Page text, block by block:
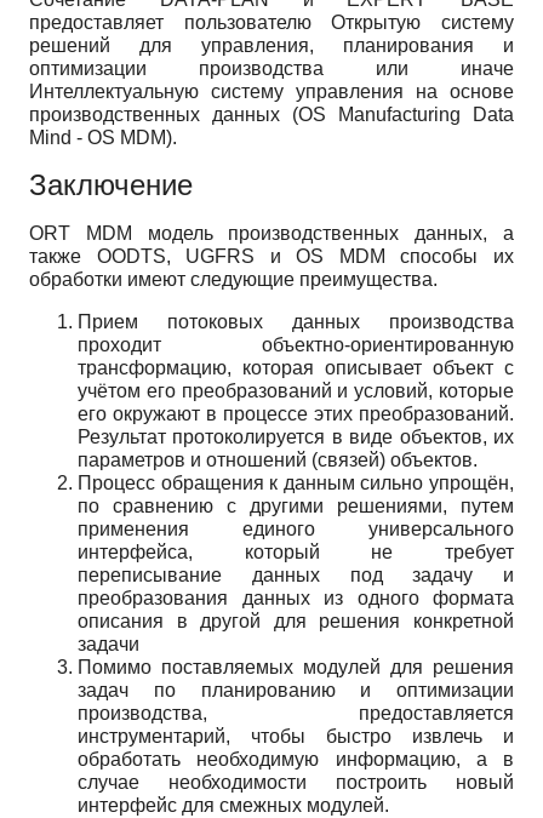
предоставляет пользователю Открытую систему
решений для управления, планирования и
оптимизации производства или иначе
Интеллектуальную систему управления на основе
производственных данных (OS Manufacturing Data
Mind - OS MDM).
Заключение
ORT MDM модель производственных данных, а
также OODTS, UGFRS и OS МDM способы их
обработки имеют следующие преимущества.
Прием потоковых данных производства
проходит объектно-ориентированную
трансформацию, которая описывает объект с
учётом его преобразований и условий, которые
его окружают в процессе этих преобразований.
Результат протоколируется в виде объектов, их
параметров и отношений (связей) объектов.
Процесс обращения к данным сильно упрощён,
по сравнению с другими решениями, путем
применения единого универсального
интерфейса, который не требует
переписывание данных под задачу и
преобразования данных из одного формата
описания в другой для решения конкретной
задачи
Помимо поставляемых модулей для решения
задач по планированию и оптимизации
производства, предоставляется
инструментарий, чтобы быстро извлечь и
обработать необходимую информацию, а в
случае необходимости построить новый
интерфейс для смежных модулей.